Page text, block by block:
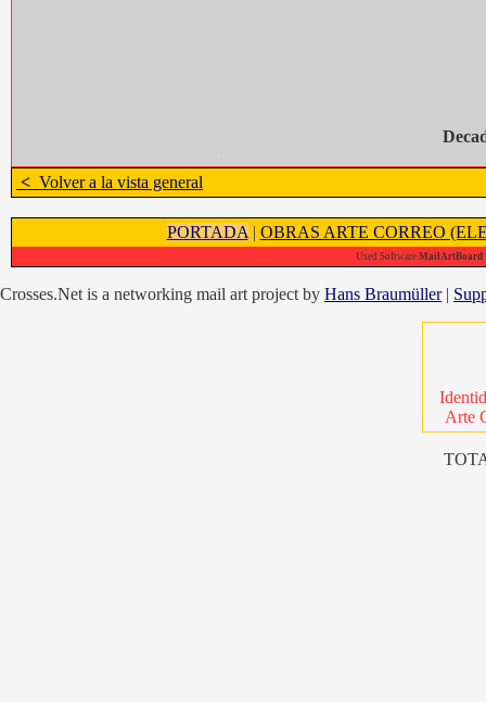
< Volver a la vista general
PORTADA | OBRAS ARTE CORREO
Used Software MailArtBoard
Crosses.Net is a networking mail art project by Hans Braumüller|
Arte